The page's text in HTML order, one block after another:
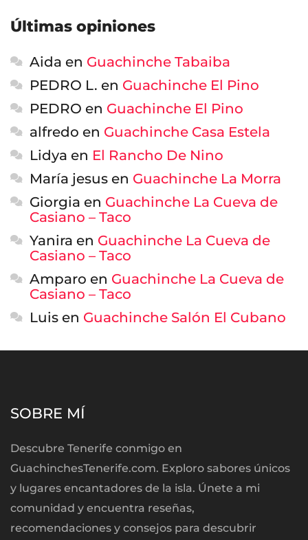
Últimas opiniones
Aida en Guachinche Tabaiba
PEDRO L. en Guachinche El Pino
PEDRO en Guachinche El Pino
alfredo en Guachinche Casa Estela
Lidya en El Rancho De Nino
María jesus en Guachinche La Morra
Giorgia en Guachinche La Cueva de
Casiano – Taco
Yanira en Guachinche La Cueva de
Casiano – Taco
Amparo en Guachinche La Cueva de
Casiano – Taco
Luis en Guachinche Salón El Cubano
SOBRE MÍ
Descubre Tenerife conmigo en
GuachinchesTenerife.com. Exploro sabores únicos
y lugares encantadores de la isla. Únete a mi
comunidad y encuentra reseñas,
recomendaciones y consejos para descubrir